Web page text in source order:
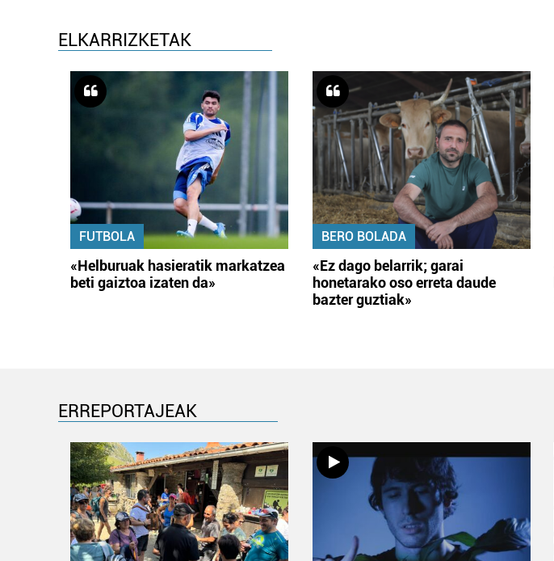
ELKARRIZKETAK
FUTBOLA
«Helburuak hasieratik markatzea
beti gaiztoa izaten da»
BERO BOLADA
«Ez dago belarrik; garai
honetarako oso erreta daude
bazter guztiak»
ERREPORTAJEAK